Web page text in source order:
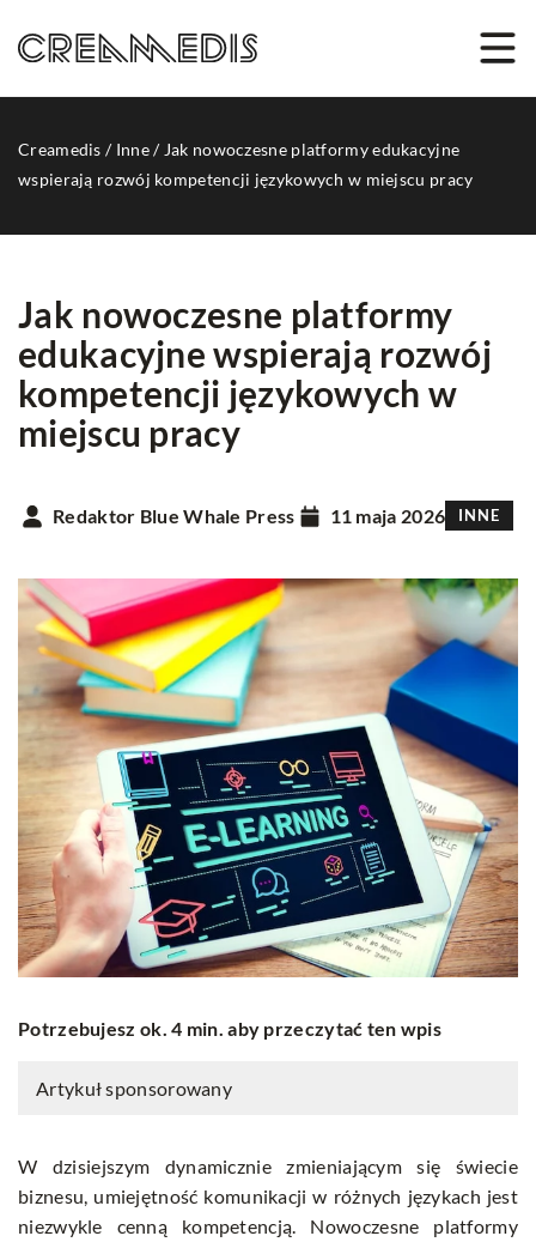
Creamedis / Inne/ Jak nowoczesne platformy edukacyjne
wspierają rozwój kompetencji językowych w miejscu pracy
Jak nowoczesne platformy
edukacyjne wspierają rozwój
kompetencji językowych w
miejscu pracy
Redaktor Blue Whale Press 11 maja 2026 INNE
Potrzebujesz ok. 4 min. aby przeczytać ten wpis
Artykuł sponsorowany
W dzisiejszym dynamicznie zmieniającym się świecie
biznesu, umiejętność komunikacji w różnych językach jest
niezwykle cenną kompetencją. Nowoczesne platformy